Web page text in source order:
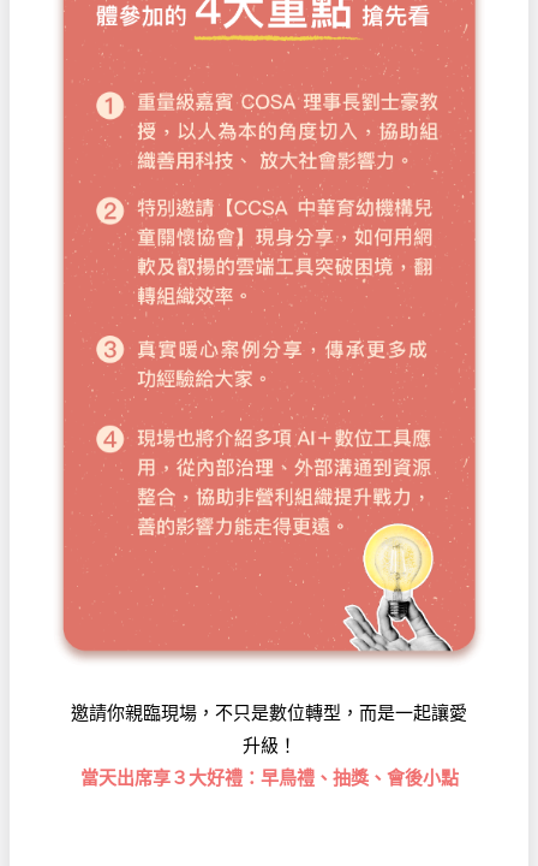
邀請你親臨現場，不只是數位轉型，而是一起讓愛
升級！
當天出席享３大好禮：早鳥禮、抽獎、會後小點